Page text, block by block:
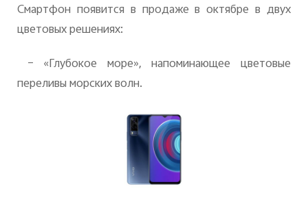
Смартфон появится в продаже в октябре в двух
цветовых решениях:
– «Глубокое море», напоминающее цветовые
переливы морских волн.